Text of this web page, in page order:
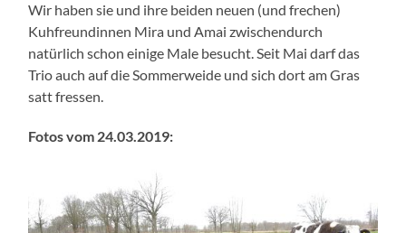
Wir haben sie und ihre beiden neuen (und frechen)
Kuhfreundinnen Mira und Amai zwischendurch
natürlich schon einige Male besucht. Seit Mai darf das
Trio auch auf die Sommerweide und sich dort am Gras
satt fressen.
Fotos vom 24.03.2019: